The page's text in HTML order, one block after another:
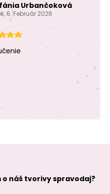
Urbančoková
6. Február 2026
o náš tvorivy spravodaj?